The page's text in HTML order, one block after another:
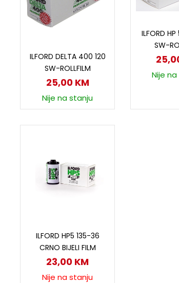
ILFORD DELTA 400 120
SW-ROLLFILM
25,00 KM
Nije na stanju
ILFORD HP
SW-
Nije
ILFORD HP5 135-36
CRNO BIJELI FILM
23,00 KM
Nije na stanju